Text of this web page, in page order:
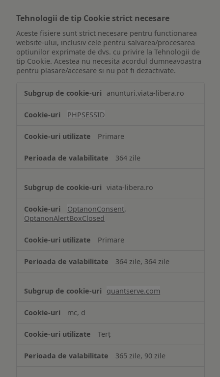
Tehnologii de tip Cookie strict necesare
Aceste fisiere sunt strict necesare pentru functionarea
website-ului, inclusiv cele pentru salvarea/procesarea
optiunilor exprimate de dvs. cu privire la Tehnologii de
tip Cookie. Acestea nu necesita acordul dumneavoastra
pentru plasare/accesare si nu pot fi dezactivate.
de
Cookie
necesare
anunturi.viata-libera.ro
PHPSESSID
Primare
364 zile
viata-libera.ro
OptanonConsent,
OptanonAlertBoxClosed
Primare
364 zile, 364 zile
quantserve.com
mc, d
Terț
365 zile, 90 zile